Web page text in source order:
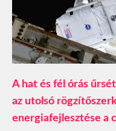
A hat és fél órás
az utolsó
energiafejlesztése a